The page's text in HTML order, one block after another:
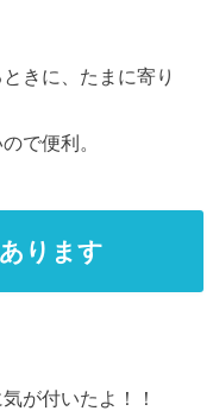
きに、たまに寄り
で便利。
ります
が付いたよ！！